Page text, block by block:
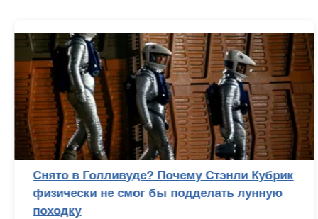
Снято в Голливуде? Почему Стэнли Кубрик
физически не смог бы подделать лунную
походку